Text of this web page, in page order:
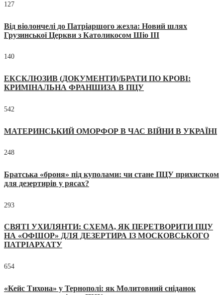
127
Від віолончелі до Патріаршого жезла: Новий шлях
Грузинської Церкви з Католикосом Шіо III
140
ЕКСКЛЮЗИВ (ДОКУМЕНТИ)/БРАТИ ПО КРОВІ:
КРИМІНАЛЬНА ФРАНШИЗА В ПЦУ
542
МАТЕРИНСЬКИЙ ОМОРФОР В ЧАС ВІЙНИ В УКРАЇНІ
248
Братська «броня» під куполами: чи стане ПЦУ прихистком
для дезертирів у рясах?
293
СВЯТІ УХИЛЯНТИ: СХЕМА, ЯК ПЕРЕТВОРИТИ ПЦУ
НА «ОФШОР» ДЛЯ ДЕЗЕРТИРА ІЗ МОСКОВСЬКОГО
ПАТРІАРХАТУ
654
«Кейс Тихона» у Тернополі: як Молитовний сніданок